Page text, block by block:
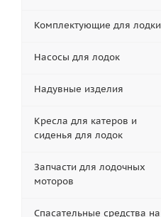
Комплектующие для лодки
Насосы для лодок
Надувные изделия
Кресла для катеров и
сиденья для лодок
Запчасти для лодочных
моторов
Спасательные средства на